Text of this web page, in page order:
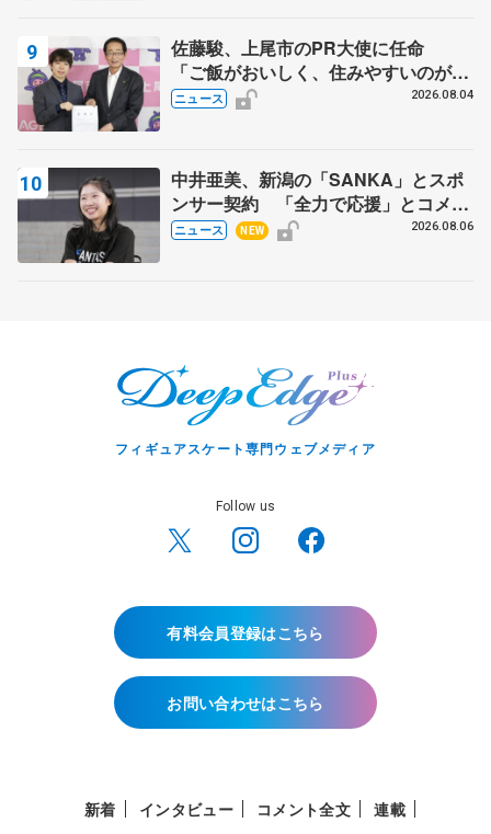
佐藤駿、上尾市のPR大使に任命
「ご飯がおいしく、住みやすいのが魅
力」
ニュース 2026.08.04
中井亜美、新潟の「SANKA」とスポ
ンサー契約 「全力で応援」とコメン
ト
ニュース NEW 2026.08.06
フィギュアスケート専門ウェブメディア
Follow us
有料会員登録はこちら
お問い合わせはこちら
新着 インタビュー コメント全文 連載